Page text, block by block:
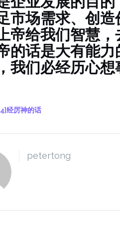
市场需求、创
帝给我们智慧
的话是大有能力
我们必经历心想
经厉神的话
petertong